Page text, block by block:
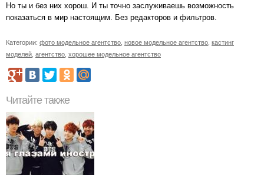
Но ты и без них хорош. И ты точно заслуживаешь возможность
показаться в мир настоящим. Без редакторов и фильтров.
Категории: фото модельное агентство новое модельное агентство кастинг
моделей агентство хорошее модельное агентство
Читайте также